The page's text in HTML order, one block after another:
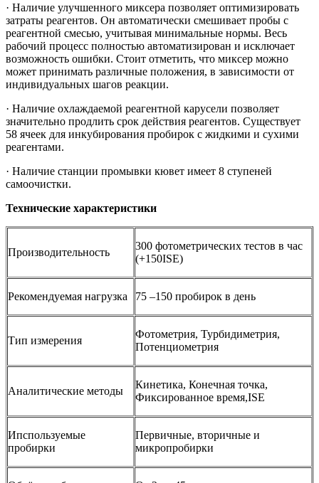
· Наличие улучшенного миксера позволяет оптимизировать
затраты реагентов. Он автоматически смешивает пробы с
реагентной смесью, учитывая минимальные нормы. Весь
рабочий процесс полностью автоматизирован и исключает
возможность ошибки. Стоит отметить, что миксер можно
может принимать различные положения, в зависимости от
индивидуальных шагов реакции.
· Наличие охлаждаемой реагентной карусели позволяет
значительно продлить срок действия реагентов. Существует
58 ячеек для инкубирования пробирок с жидкими и сухими
реагентами.
· Наличие станции промывки кювет имеет 8 ступеней
самоочистки.
Технические характеристики
Производительность
300 фотометрических тестов в час
(+150ISE)
Рекомендуемая нагрузка 75 –150 пробирок в день
Тип измерения
Фотометрия, Турбидиметрия,
Потенциометрия
Аналитические методы
Кинетика, Конечная точка,
Фиксированное время,ISE
Ипспользуемые
пробирки
Первичные, вторичные и
микропробирки